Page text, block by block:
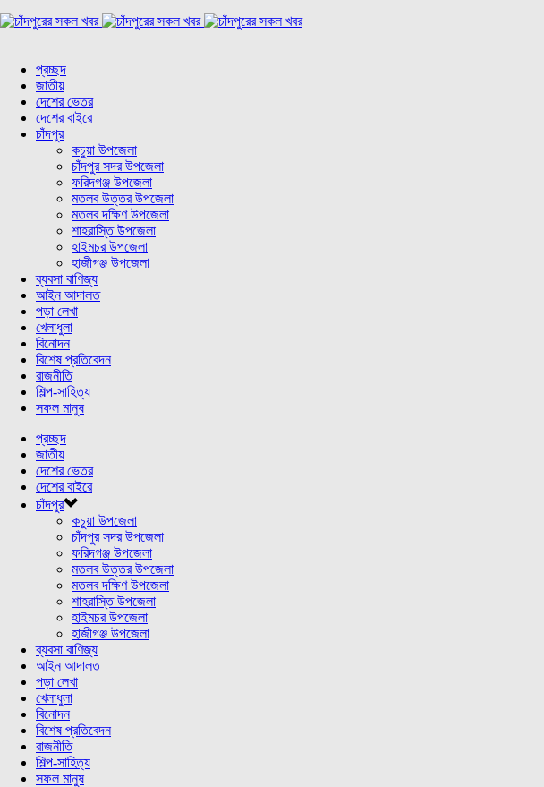
প্রচ্ছদ
জাতীয়
দেশের ভেতর
দেশের বাইরে
চাঁদপুর
কচুয়া উপজেলা
চাঁদপুর সদর উপজেলা
ফরিদগঞ্জ উপজেলা
মতলব উত্তর উপজেলা
মতলব দক্ষিণ উপজেলা
শাহরাস্তি উপজেলা
হাইমচর উপজেলা
হাজীগঞ্জ উপজেলা
ব্যবসা বাণিজ্য
আইন আদালত
পড়া লেখা
খেলাধুলা
বিনোদন
বিশেষ প্রতিবেদন
রাজনীতি
শিল্প-সাহিত্য
সফল মানুষ
প্রচ্ছদ
জাতীয়
দেশের ভেতর
দেশের বাইরে
চাঁদপুর
কচুয়া উপজেলা
চাঁদপুর সদর উপজেলা
ফরিদগঞ্জ উপজেলা
মতলব উত্তর উপজেলা
মতলব দক্ষিণ উপজেলা
শাহরাস্তি উপজেলা
হাইমচর উপজেলা
হাজীগঞ্জ উপজেলা
ব্যবসা বাণিজ্য
আইন আদালত
পড়া লেখা
খেলাধুলা
বিনোদন
বিশেষ প্রতিবেদন
রাজনীতি
শিল্প-সাহিত্য
সফল মানুষ